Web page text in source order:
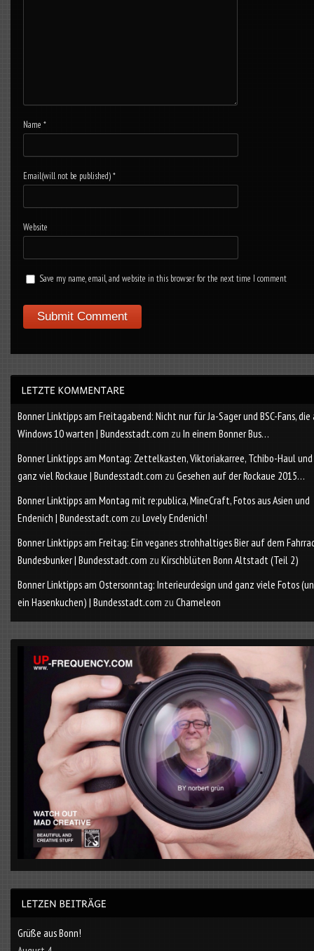
Name*
Email(will not be published)*
Website
Save my name, email, and website in this browser for the next time I comment
Bonner Linktipps am Freitagabend: Nicht nur für Ja-Sager und BSC-Fans,
Windows 10 warten | Bundesstadt.com zu In einem Bonner Bus…
Bonner Linktipps am Montag: Zettelkasten, Viktoriakarree, Tchibo-Haul und
ganz viel Rockaue | Bundesstadt.com zu Gesehen auf der Rockaue 2015…
Bonner Linktipps am Montag mit re:publica, MineCraft, Fotos aus Asien und
Endenich | Bundesstadt.com zu Lovely Endenich!
Bonner Linktipps am Freitag: Ein veganes strohhaltiges Bier auf dem
Bundesbunker | Bundesstadt.com zu Kirschblüten Bonn Altstadt (Teil 2)
Bonner Linktipps am Ostersonntag: Interieurdesign und ganz viele Fotos
ein Hasenkuchen) | Bundesstadt.com zu Chameleon
Grüße aus Bonn!